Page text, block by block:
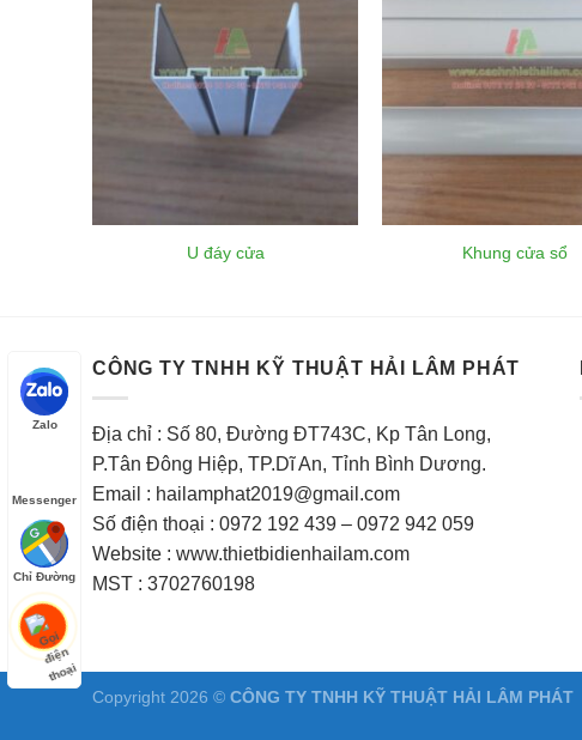
Zalo
Messenger
Chỉ Đường
U đáy cửa Khung cửa sổ
CÔNG TY TNHH KỸ THUẬT HẢI LÂM PHÁT
Địa chỉ : Số 80, Đường ĐT743C, Kp Tân Long,
P.Tân Đông Hiệp, TP.Dĩ An, Tỉnh Bình Dương.
Email : hailamphat2019@gmail.com
Số điện thoại : 0972 192 439 – 0972 942 059
Website : www.thietbidienhailam.com
MST : 3702760198
Copyright 2026 © CÔNG TY TNHH KỸ THUẬT HẢI LÂM PHÁT